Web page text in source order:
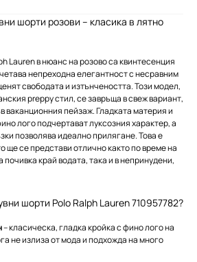
шорти розови – класика в лятно
Lauren в нюанс на розово са квинтeсенция
непреходна елегантност с несравним
свободата и изтънчеността. Този модел,
preppy стил, се завръща в свеж вариант,
ваканционния пейзаж. Гладката материя и
лого подчертават луксозния характер, а
позволява идеално прилягане. Това е
ще се представи отлично както по време на
край водата, така и в непринудени,
шорти Polo Ralph Lauren 710957782?
– класическа, гладка кройка с фино лого на
не излиза от мода и подхожда на много